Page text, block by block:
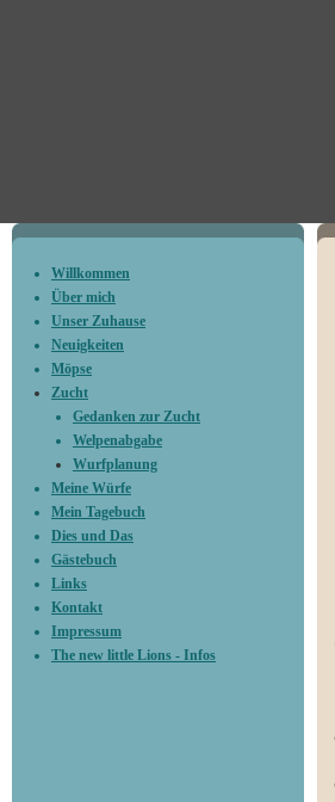
Willkommen
Über mich
Unser Zuhause
Neuigkeiten
Möpse
Zucht
Gedanken zur Zucht
Welpenabgabe
Wurfplanung
Meine Würfe
Mein Tagebuch
Dies und Das
Gästebuch
Links
Kontakt
Impressum
The new little Lions - Infos